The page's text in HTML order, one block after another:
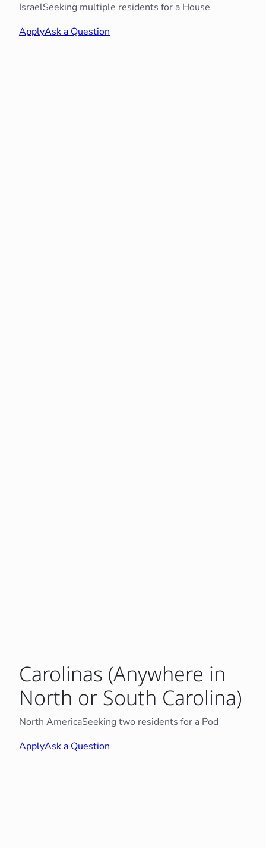
IsraelSeeking multiple residents for a House
ApplyAsk a Question
Carolinas (Anywhere in
North or South Carolina)
North AmericaSeeking two residents for a Pod
ApplyAsk a Question